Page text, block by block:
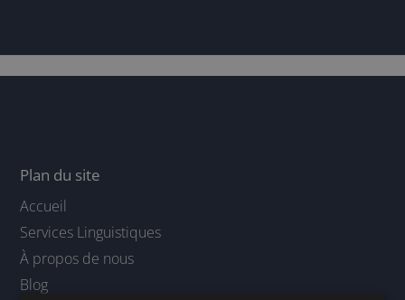
Plan du site
Accueil
Services Linguistiques
À propos de nous
Blog